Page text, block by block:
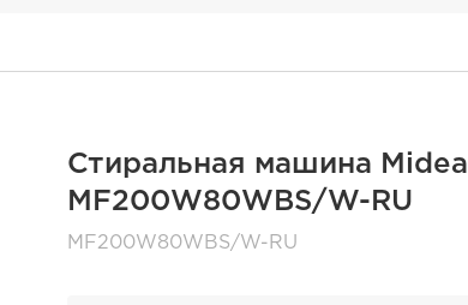
Стиральная машина Midea
MF200W80WBS/W-RU
MF200W80WBS/W-RU